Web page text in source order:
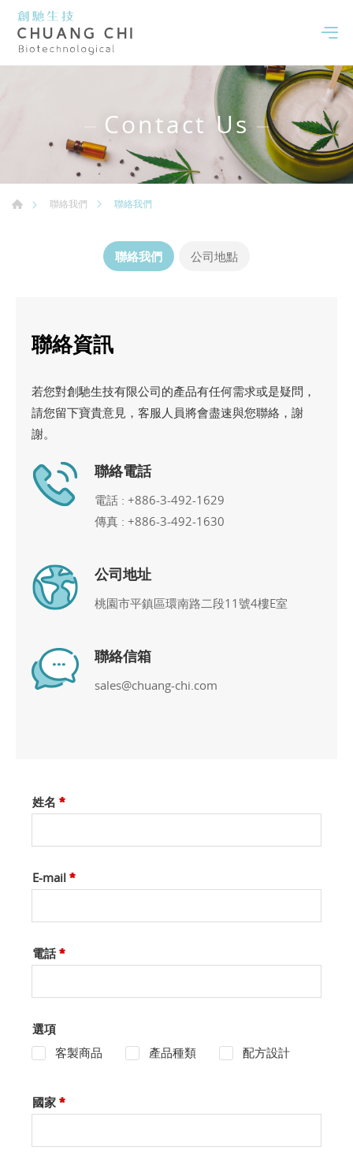
Contact Us
聯絡我們 聯絡我們
聯絡我們 公司地點
聯絡資訊
若您對創馳生技有限公司的產品有任何需求或是疑問，
請您留下寶貴意見，客服人員將會盡速與您聯絡，謝
謝。
聯絡電話
電話 : +886-3-492-1629
傳真 : +886-3-492-1630
公司地址
桃園市平鎮區環南路二段11號4樓E室
聯絡信箱
sales@chuang-chi.com
姓名 *
E-mail *
電話*
選項
客製商品
產品種類 配方設計
國家 *